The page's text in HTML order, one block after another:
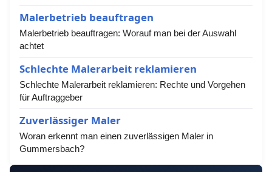
Malerbetrieb beauftragen
Malerbetrieb beauftragen: Worauf man bei der Auswahl
achtet
Schlechte Malerarbeit reklamieren
Schlechte Malerarbeit reklamieren: Rechte und Vorgehen
für Auftraggeber
Zuverlässiger Maler
Woran erkennt man einen zuverlässigen Maler in
Gummersbach?